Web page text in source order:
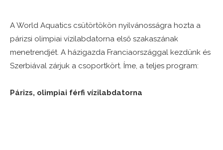
A World Aquatics csütörtökön nyilvánosságra hozta a
párizsi olimpiai vízilabdatorna első szakaszának
menetrendjét. A házigazda Franciaországgal kezdünk és
Szerbiával zárjuk a csoportkört. Íme, a teljes program:
Párizs, olimpiai férfi vízilabdatorna